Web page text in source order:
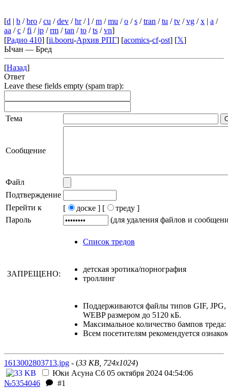
[d | b /bro /cu /dev /hr/l /m /mu /o /s /tran /tu /tv /vg /x | a /
aa /c /fi /jp /rm /tan /to /ts /vn]
[Радио 410] [ii.booru-Архив РПГ] [acomics-cf-ost] [𝕏]
Ычан — Бред
[Назад]
Ответ
Leave these fields empty (spam trap):
Тема
Сообщение
Файл
Подтверждение
Перейти к
[ доске ] [
треду ]
Пароль
(для удаления файлов и
Список тредов
ЗАПРЕЩЕНО:
детская эротика/порнография
троллинг
Поддерживаются файлы типов GIF,
WEBP размером до 5120 кБ.
Максимальное количество бампов треда:
Всем посетителям рекомендуется
1613002803713.jpg - (33 KB, 724x1024)
Юки Асуна Сб 05 октября 2024 04:54:06
№5354046
#1